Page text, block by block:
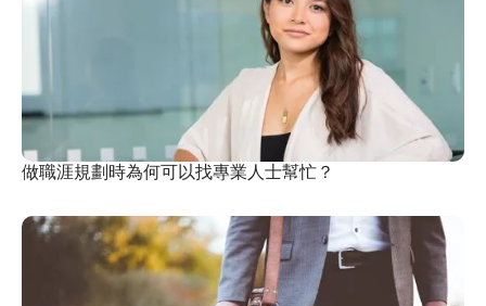
做職涯規劃時為何可以找專業人士幫忙？